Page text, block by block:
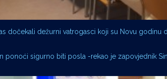
dočekali dežurni vatrogasci koji su Novu godinu
ponoći sigurno biti posla -rekao je zapovjednik